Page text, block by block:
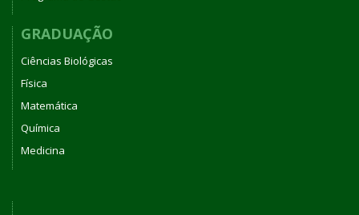
GRADUAÇÃO
Ciências Biológicas
Física
Matemática
Química
Medicina